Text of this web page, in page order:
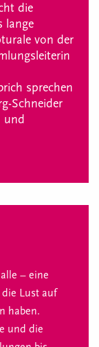
die
lange
von der
sprechen
Schneider
und
– eine
Lust auf
haben.
und die